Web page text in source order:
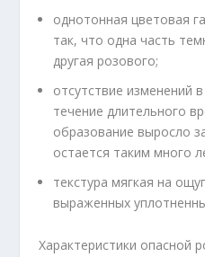
однотонная цветовая
так, что одна часть
другая розового;
отсутствие изменений
течение длительного
образование выросло
остается таким много
текстура мягкая на
выраженных
Характеристики опасной